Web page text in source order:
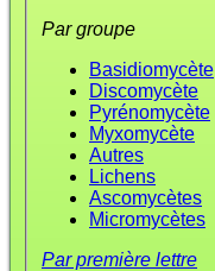
Par groupe
Basidiomycète
Discomycète
Pyrénomycète
Myxomycète
Autres
Lichens
Ascomycètes
Micromycètes
Par première lettre